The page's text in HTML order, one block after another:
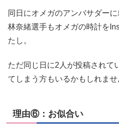
同日にオメガのアンバサダー
林奈緒選手もオメガの時計を
たし。
ただ同じ日に2人が投稿されて
てしまう方もいるかもしれませ
理由⑥：お似合い